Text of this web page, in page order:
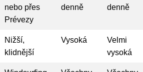
nebo přes
Prévezу
denně
denně
Nižší,
klidnější
Vysoká
Velmi
vysoká